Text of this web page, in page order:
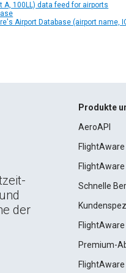
A, 100LL) data feed for airports
Airport Database (airport name,
der
Produkte
AeroAPI
Schnelle
Premium-
FlightAware